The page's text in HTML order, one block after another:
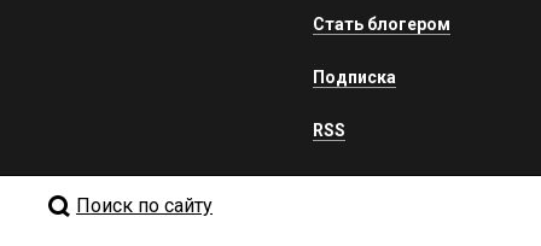
Стать блогером
Подписка
RSS
Поиск по сайту